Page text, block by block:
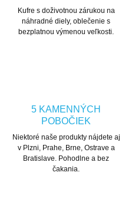
Kufre s doživotnou zárukou na
náhradné diely, oblečenie s
bezplatnou výmenou veľkosti.
5 KAMENNÝCH
POBOČIEK
Niektoré naše produkty nájdete aj
v Plzni, Prahe, Brne, Ostrave a
Bratislave. Pohodlne a bez
čakania.